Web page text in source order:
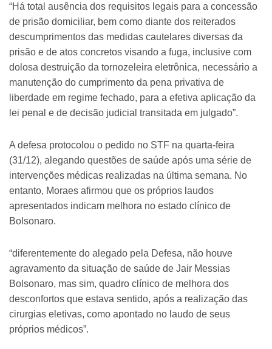
“Há total ausência dos requisitos legais para a concessão
de prisão domiciliar, bem como diante dos reiterados
descumprimentos das medidas cautelares diversas da
prisão e de atos concretos visando a fuga, inclusive com
dolosa destruição da tornozeleira eletrônica, necessário a
manutenção do cumprimento da pena privativa de
liberdade em regime fechado, para a efetiva aplicação da
lei penal e de decisão judicial transitada em julgado”.
A defesa protocolou o pedido no STF na quarta-feira
(31/12), alegando questões de saúde após uma série de
intervenções médicas realizadas na última semana. No
entanto, Moraes afirmou que os próprios laudos
apresentados indicam melhora no estado clínico de
Bolsonaro.
“diferentemente do alegado pela Defesa, não houve
agravamento da situação de saúde de Jair Messias
Bolsonaro, mas sim, quadro clínico de melhora dos
desconfortos que estava sentido, após a realização das
cirurgias eletivas, como apontado no laudo de seus
próprios médicos”.